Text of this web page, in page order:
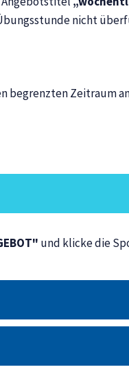
nicht
begrenzten Zeitraum
und klicke die